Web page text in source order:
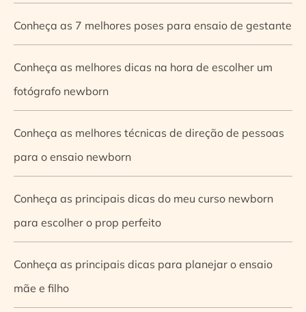
Conheça as 7 melhores poses para ensaio de gestante
Conheça as melhores dicas na hora de escolher um
fotógrafo newborn
Conheça as melhores técnicas de direção de pessoas
para o ensaio newborn
Conheça as principais dicas do meu curso newborn
para escolher o prop perfeito
Conheça as principais dicas para planejar o ensaio
mãe e filho